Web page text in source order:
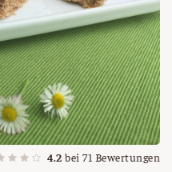
4.2 bei71 Bewertungen